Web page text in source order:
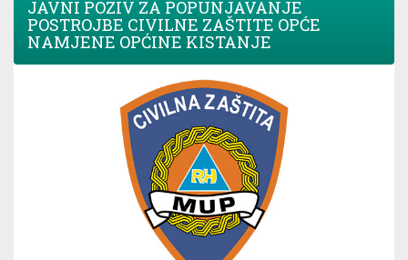
JAVNI POZIV ZA POPUNJAVANJE
POSTROJBE CIVILNE ZAŠTITE OPĆE
NAMJENE OPĆINE KISTANJE